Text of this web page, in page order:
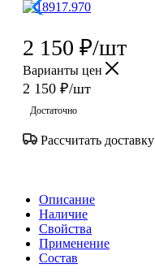
2 150 ₽/шт
Варианты цен
2 150 ₽/шт
Достаточно
Рассчитать доставку
Описание
Наличие
Свойства
Применение
Состав